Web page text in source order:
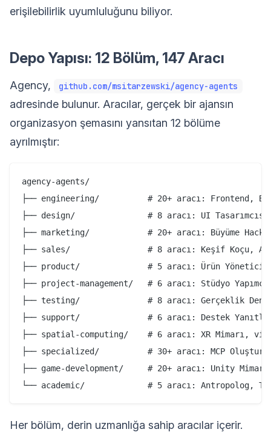
erişilebilirlik uyumluluğunu biliyor.
Depo Yapısı: 12 Bölüm, 147 Aracı
Agency, github.com/msitarzewski/agency-agents
adresinde bulunur. Aracılar, gerçek bir ajansın
organizasyon şemasını yansıtan 12 bölüme
ayrılmıştır:
agency-agents/
├── engineering/          # 20+ aracı: Frontend,
├── design/               # 8 aracı: UI Tasarımcısı,
├── marketing/            # 20+ aracı: Büyüme
├── sales/                # 8 aracı: Keşif Koçu,
├── product/              # 5 aracı: Ürün
├── project-management/   # 6 aracı: Stüdyo
├── testing/              # 8 aracı: Gerçeklik
├── support/              # 6 aracı: Destek
├── spatial-computing/    # 6 aracı: XR Mimarı,
├── specialized/          # 30+ aracı: MCP
├── game-development/     # 20+ aracı: Unity
Her bölüm, derin uzmanlığa sahip aracılar içerir.